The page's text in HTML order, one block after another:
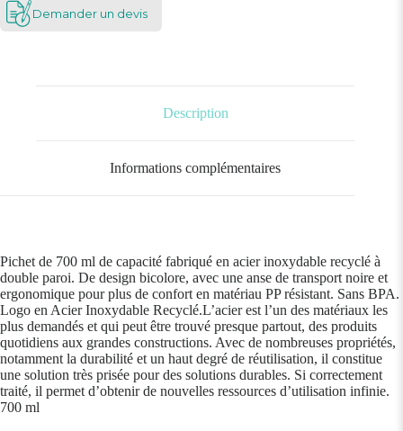
Demander un devis
Description
Informations complémentaires
Pichet de 700 ml de capacité fabriqué en acier inoxydable recyclé à
double paroi. De design bicolore, avec une anse de transport noire et
ergonomique pour plus de confort en matériau PP résistant. Sans BPA.
Logo en Acier Inoxydable Recyclé.L’acier est l’un des matériaux les
plus demandés et qui peut être trouvé presque partout, des produits
quotidiens aux grandes constructions. Avec de nombreuses propriétés,
notamment la durabilité et un haut degré de réutilisation, il constitue
une solution très prisée pour des solutions durables. Si correctement
traité, il permet d’obtenir de nouvelles ressources d’utilisation infinie.
700 ml